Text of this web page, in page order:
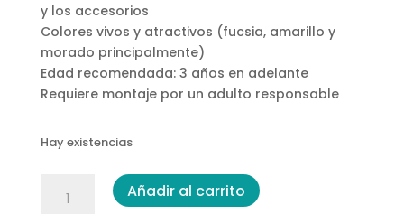
y los accesorios
Colores vivos y atractivos (fucsia, amarillo y
morado principalmente)
Edad recomendada: 3 años en adelante
Requiere montaje por un adulto responsable
Hay existencias
primer
Añadir al carrito